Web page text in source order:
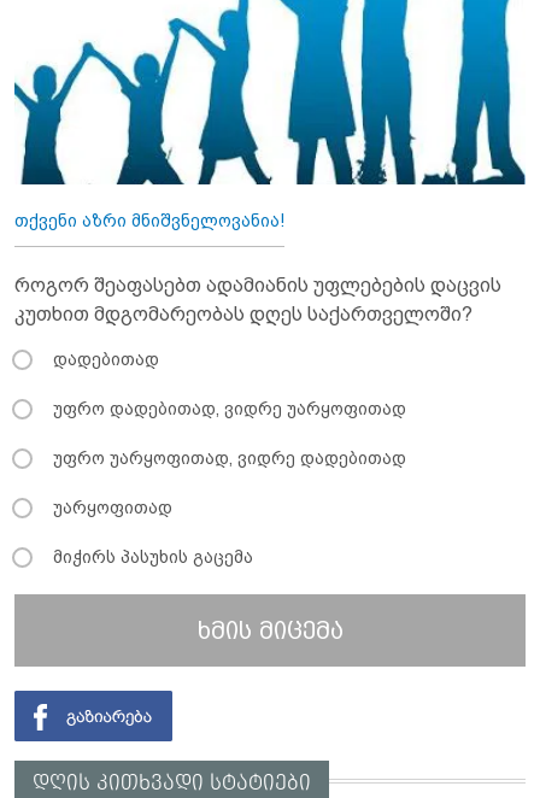
თქვენი აზრი მნიშვნელოვანია!
როგორ შეაფასებთ ადამიანის უფლებების დაცვის
კუთხით მდგომარეობას დღეს საქართველოში?
დადებითად
უფრო დადებითად, ვიდრე უარყოფითად
უფრო უარყოფითად, ვიდრე დადებითად
უარყოფითად
მიჭირს პასუხის გაცემა
ხმის მიცემა
დღის კითხვადი სტატიები